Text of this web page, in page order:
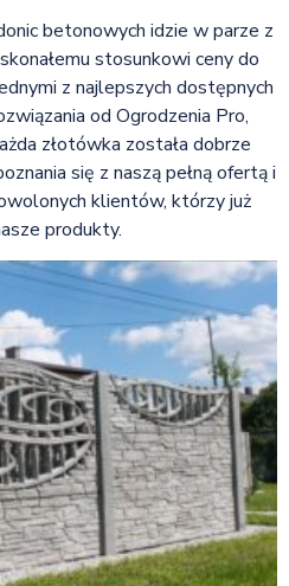
betonowych idzie w parze z
stosunkowi ceny do
z najlepszych dostępnych
od Ogrodzenia Pro,
złotówka została dobrze
się z naszą pełną ofertą i
klientów, którzy już
produkty.